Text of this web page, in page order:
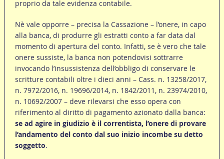
proprio da tale evidenza contabile.
Nè vale opporre – precisa la Cassazione – l’onere, in capo
alla banca, di produrre gli estratti conto a far data dal
momento di apertura del conto. Infatti, se è vero che tale
onere sussiste, la banca non potendovisi sottrarre
invocando l’insussistenza dell’obbligo di conservare le
scritture contabili oltre i dieci anni – Cass. n. 13258/2017,
n. 7972/2016, n. 19696/2014, n. 1842/2011, n. 23974/2010,
n. 10692/2007 – deve rilevarsi che esso opera con
riferimento al diritto di pagamento azionato dalla banca:
se ad agire in giudizio è il correntista, l’onere di provare
l’andamento del conto dal suo inizio incombe su detto
soggetto.